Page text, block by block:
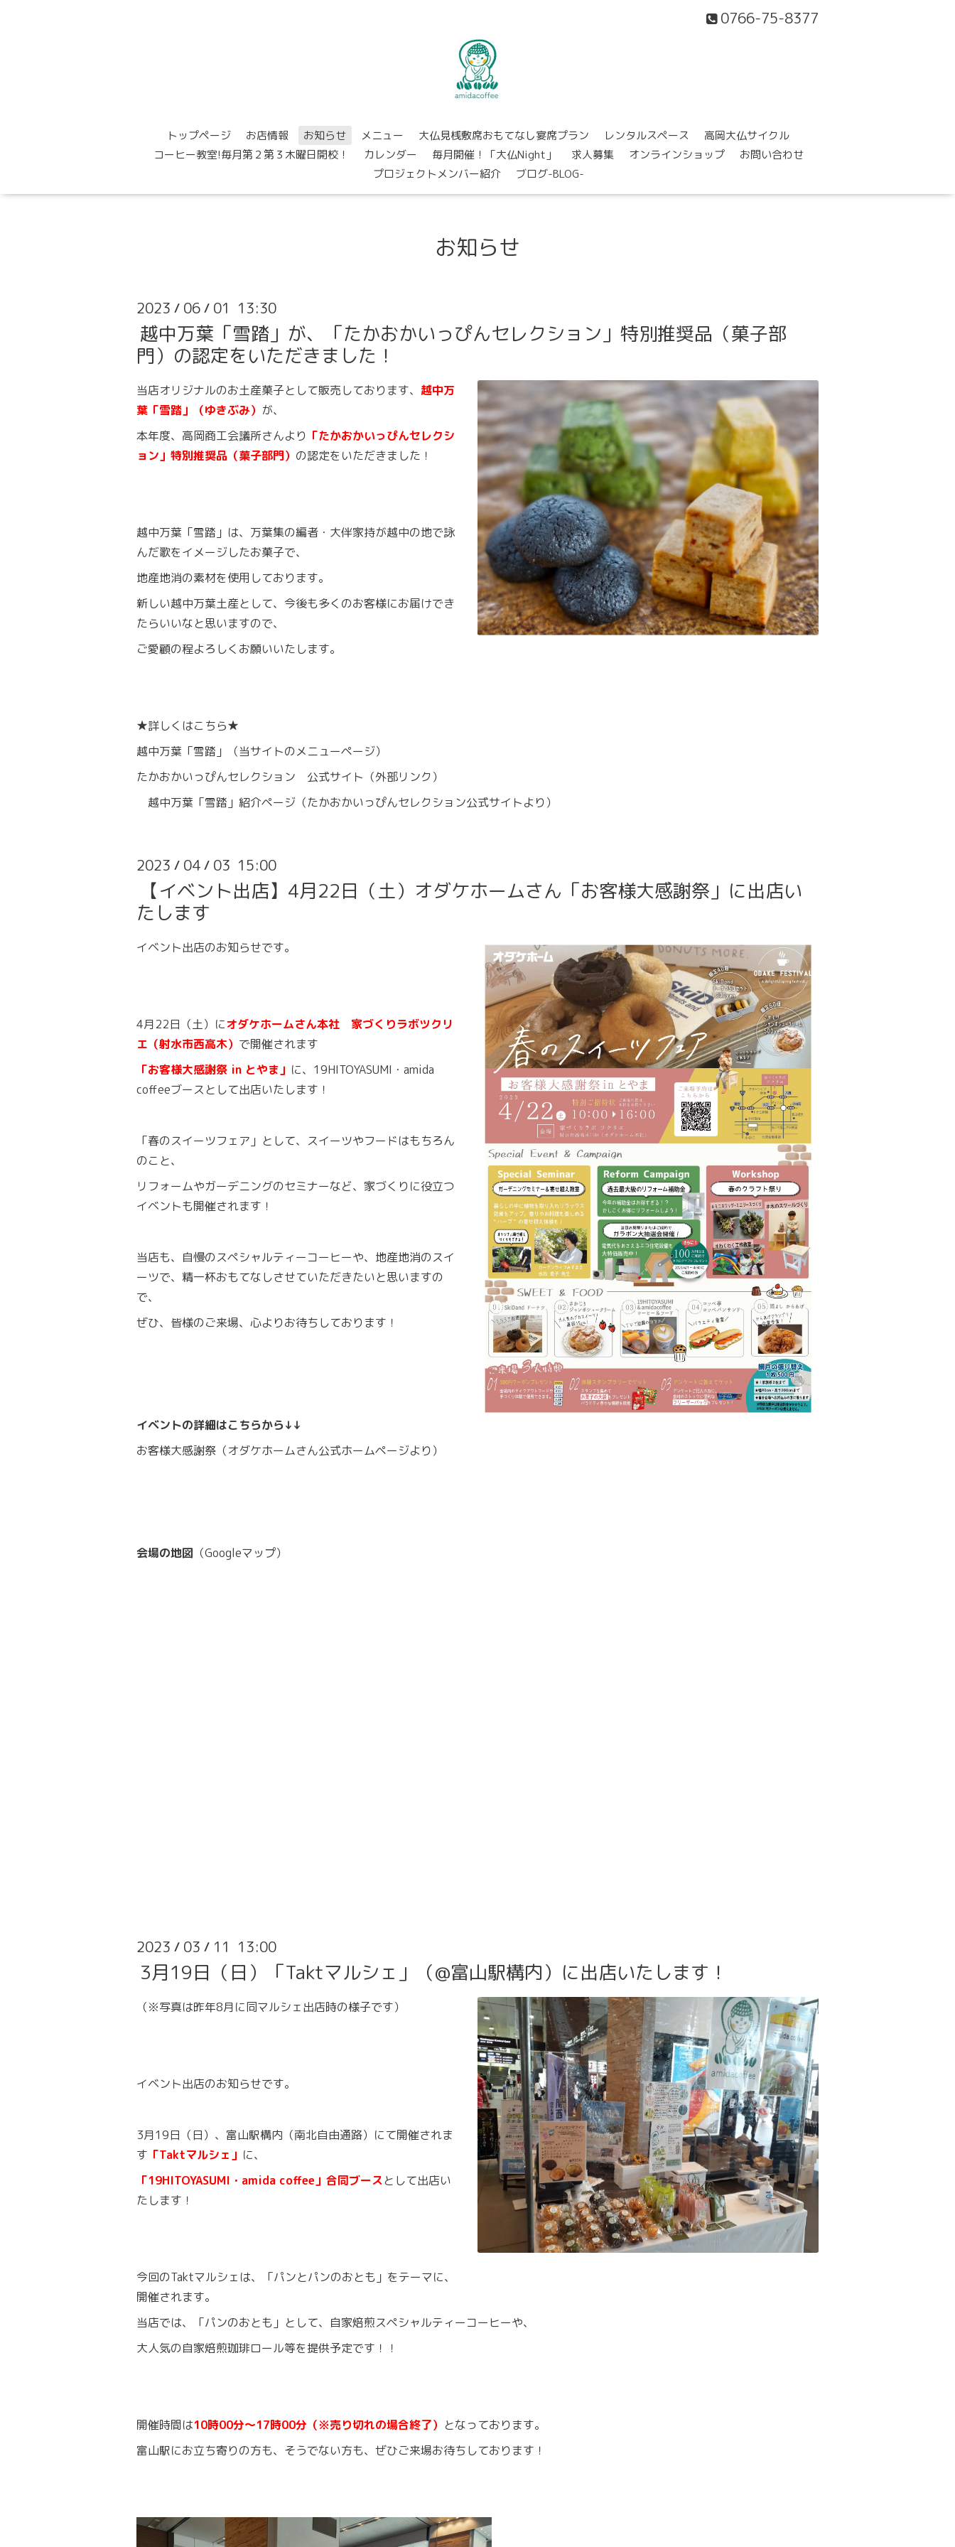
0766-75-8377
トップページ お店情報 お知らせ メニュー 大仏見桟敷席おもてなし宴席プラン レンタルスペース
高岡大仏サイクル
コーヒー教室!毎月第２第３木曜日開校！
カレンダー 毎月開催！「大仏Night」 求人募集 オンラインショップ
お問い合わせ
プロジェクトメンバー紹介
ブログ-BLOG-
お知らせ
2023 / 06 / 01 13:30
越中万葉「雪踏」が、「たかおかいっぴんセレクション」特別推奨品（菓子部
門）の認定をいただきました！
当店オリジナルのお土産菓子として販売しております、 越中万
葉「雪踏」（ゆきぶみ） が、
本年度、高岡商工会議所さんより 「たかおかいっぴんセレクシ
ョン」特別推奨品（菓子部門） の認定をいただきました！
越中万葉「雪踏」は、万葉集の編者・大伴家持が越中の地で詠
んだ歌をイメージしたお菓子で、
地産地消の素材を使用しております。
新しい越中万葉土産として、今後も多くのお客様にお届けでき
たらいいなと思いますので、
ご愛顧の程よろしくお願いいたします。
★詳しくはこちら★
越中万葉「雪踏」
（当サイトのメニューページ）
たかおかいっぴんセレクション 公式サイト （外部リンク）
越中万葉「雪踏」紹介ページ （たかおかいっぴんセレクション公式サイトより）
2023 / 04 / 03 15:00
【イベント出店】4月22日（土）オダケホームさん「お客様大感謝祭」に出店い
たします
イベント出店のお知らせです。
4月22日（土）にオダケホームさん本社 家づくりラボツクリ
エ（射水市西高木） で開催されます
「お客様大感謝祭 in とやま」 に、19HITOYASUMI・amida
coffeeブースとして出店いたします！
「春のスイーツフェア」として、スイーツやフードはもちろん
のこと、
リフォームやガーデニングのセミナーなど、家づくりに役立つ
イベントも開催されます！
当店も、自慢のスペシャルティーコーヒーや、地産地消のスイ
ーツで、精一杯おもてなしさせていただきたいと思いますの
で、
ぜひ、皆様のご来場、心よりお待ちしております！
イベントの詳細はこちらから↓↓
お客様大感謝祭 （オダケホームさん公式ホームページより）
会場の地図 （Googleマップ）
2023 / 03 / 11 13:00
3月19日（日）「Taktマルシェ」（@富山駅構内）に出店いたします！
（※写真は昨年8月に同マルシェ出店時の様子です）
イベント出店のお知らせです。
3月19日（日）、富山駅構内（南北自由通路）にて開催されま
す 「Taktマルシェ」 に、
「19HITOYASUMI・amida coffee」合同ブースとして出店い
たします！
今回のTaktマルシェは、「パンとパンのおとも」をテーマに、
開催されます。
当店では、「パンのおとも」として、自家焙煎スペシャルティーコーヒーや、
大人気の自家焙煎珈琲ロール等を提供予定です！！
開催時間は10時00分〜17時00分（※売り切れの場合終了） となっております。
富山駅にお立ち寄りの方も、そうでない方も、ぜひご来場お待ちしております！